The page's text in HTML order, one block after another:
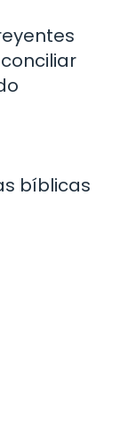
bíblicas